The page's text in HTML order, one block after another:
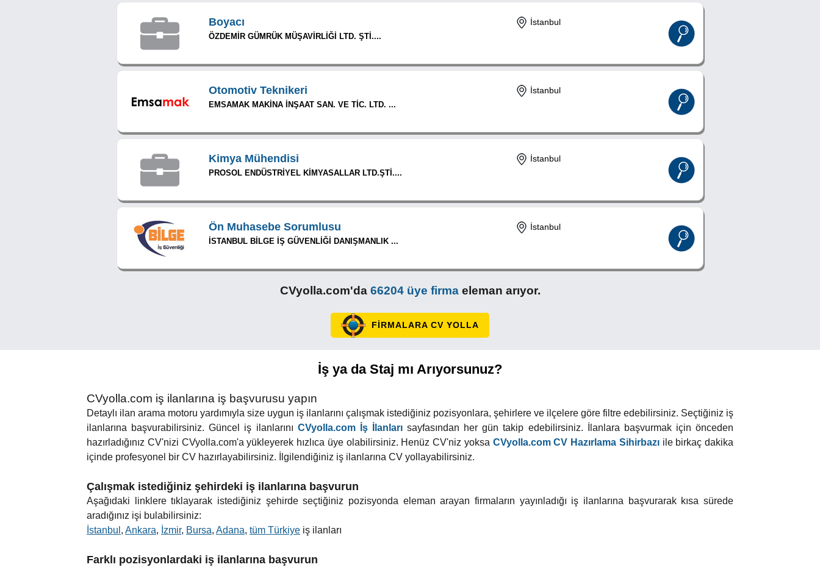
Boyacı
ÖZDEMİR GÜMRÜK MÜŞAVİRLİĞİ LTD. ŞTİ....
İstanbul
Otomotiv Teknikeri
EMSAMAK MAKİNA İNŞAAT SAN. VE TİC. LTD. ...
İstanbul
Kimya Mühendisi
PROSOL ENDÜSTRİYEL KİMYASALLAR LTD.ŞTİ....
İstanbul
Ön Muhasebe Sorumlusu
İSTANBUL BİLGE İŞ GÜVENLİĞİ DANIŞMANLIK ...
İstanbul
CVyolla.com'da 66204 üye firmaeleman arıyor.
FİRMALARA CV YOLLA
İş ya da Staj mı Arıyorsunuz?
CVyolla.com iş ilanlarına iş başvurusu yapın
Detaylı ilan arama motoru yardımıyla size uygun iş ilanlarını çalışmak istediğiniz pozisyonlara, şehirlere ve ilçelere göre filtre edebilirsiniz. Seçtiğiniz iş
ilanlarına başvurabilirsiniz. Güncel iş ilanlarını CVyolla.com İş İlanlarısayfasından her gün takip edebilirsiniz. İlanlara başvurmak için önceden
hazırladığınız CV'nizi CVyolla.com'a yükleyerek hızlıca üye olabilirsiniz. Henüz CV'niz yoksa CVyolla.com CV Hazırlama Sihirbazıile birkaç dakika
içinde profesyonel bir CV hazırlayabilirsiniz. İlgilendiğiniz iş ilanlarına CV yollayabilirsiniz.
Çalışmak istediğiniz şehirdeki iş ilanlarına başvurun
Aşağıdaki linklere tıklayarak istediğiniz şehirde seçtiğiniz pozisyonda eleman arayan firmaların yayınladığı iş ilanlarına başvurarak kısa sürede
aradığınız işi bulabilirsiniz:
İstanbul , Ankara, İzmir, Bursa, Adana, tüm Türkiye iş ilanları
Farklı pozisyonlardaki iş ilanlarına başvurun